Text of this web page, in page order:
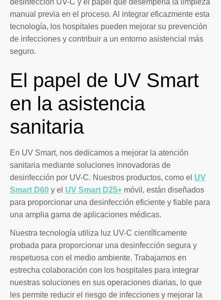
manual previa en el proceso. Al integrar eficazmente esta
tecnología, los hospitales pueden mejorar su prevención
de infecciones y contribuir a un entorno asistencial más
seguro.
El papel de UV Smart
en la asistencia
sanitaria
En UV Smart, nos dedicamos a mejorar la atención
sanitaria mediante soluciones innovadoras de
desinfección por UV-C. Nuestros productos, como el UV
Smart D60y el UV Smart D25+móvil, están diseñados
para proporcionar una desinfección eficiente y fiable para
una amplia gama de aplicaciones médicas.
Nuestra tecnología utiliza luz UV-C científicamente
probada para proporcionar una desinfección segura y
respetuosa con el medio ambiente. Trabajamos en
estrecha colaboración con los hospitales para integrar
nuestras soluciones en sus operaciones diarias, lo que
les permite reducir el riesgo de infecciones y mejorar la